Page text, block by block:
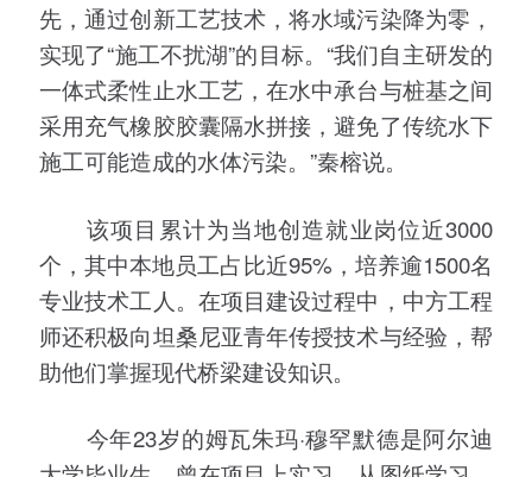
先，通过创新工艺技术，将水域污染降为零，
实现了“施工不扰湖”的目标。“我们自主研发的
一体式柔性止水工艺，在水中承台与桩基之间
采用充气橡胶胶囊隔水拼接，避免了传统水下
施工可能造成的水体污染。”秦榕说。
该项目累计为当地创造就业岗位近3000
个，其中本地员工占比近95%，培养逾1500名
专业技术工人。在项目建设过程中，中方工程
师还积极向坦桑尼亚青年传授技术与经验，帮
助他们掌握现代桥梁建设知识。
今年23岁的姆瓦朱玛·穆罕默德是阿尔迪